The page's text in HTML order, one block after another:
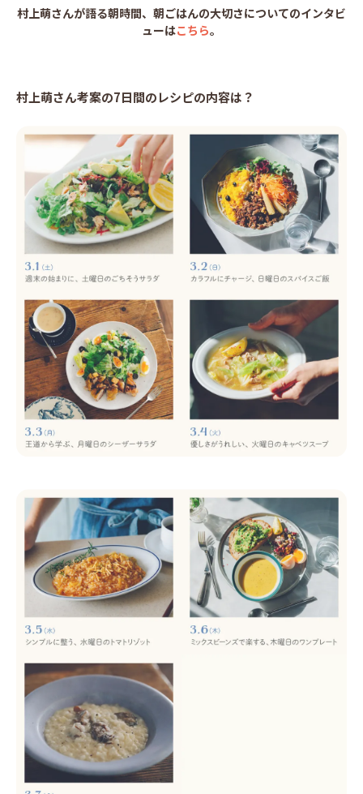
村上萌さんが語る朝時間、朝ごはんの大切さについてのインタビ
ューはこちら。
村上萌さん考案の7日間のレシピの内容は？